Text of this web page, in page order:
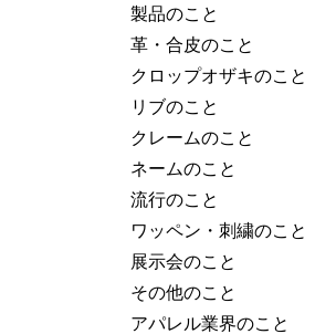
製品のこと
革・合皮のこと
クロップオザキのこと
リブのこと
クレームのこと
ネームのこと
流行のこと
ワッペン・刺繍のこと
展示会のこと
その他のこと
アパレル業界のこと